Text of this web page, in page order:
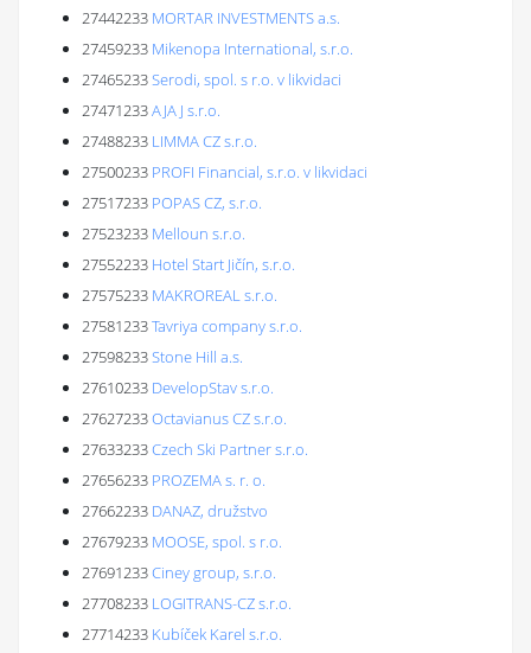
27442233 MORTAR INVESTMENTS a.s.
27459233 Mikenopa International, s.r.o.
27465233Serodi, spol. s r.o. v likvidaci
27471233AJA J s.r.o.
27488233 LIMMA CZ s.r.o.
27500233 PROFI Financial, s.r.o. v likvidaci
27517233 POPAS CZ, s.r.o.
27523233 Melloun s.r.o.
27552233 Hotel Start Jičín, s.r.o.
27575233 MAKROREAL s.r.o.
27581233Tavriya company s.r.o.
27598233Stone Hill a.s.
27610233 DevelopStav s.r.o.
27627233Octavianus CZ s.r.o.
27633233Czech Ski Partner s.r.o.
27656233 PROZEMA s. r. o.
27662233 DANAZ, družstvo
27679233 MOOSE, spol. s r.o.
27691233Ciney group, s.r.o.
27708233 LOGITRANS-CZ s.r.o.
27714233 Kubíček Karel s.r.o.